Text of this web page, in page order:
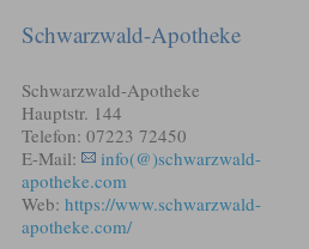
Schwarzwald-Apotheke
Schwarzwald-Apotheke
Hauptstr. 144
Telefon: 07223 72450
E-Mail:
info(@)schwarzwald-
apotheke.com
Web: https://www.schwarzwald-
apotheke.com/